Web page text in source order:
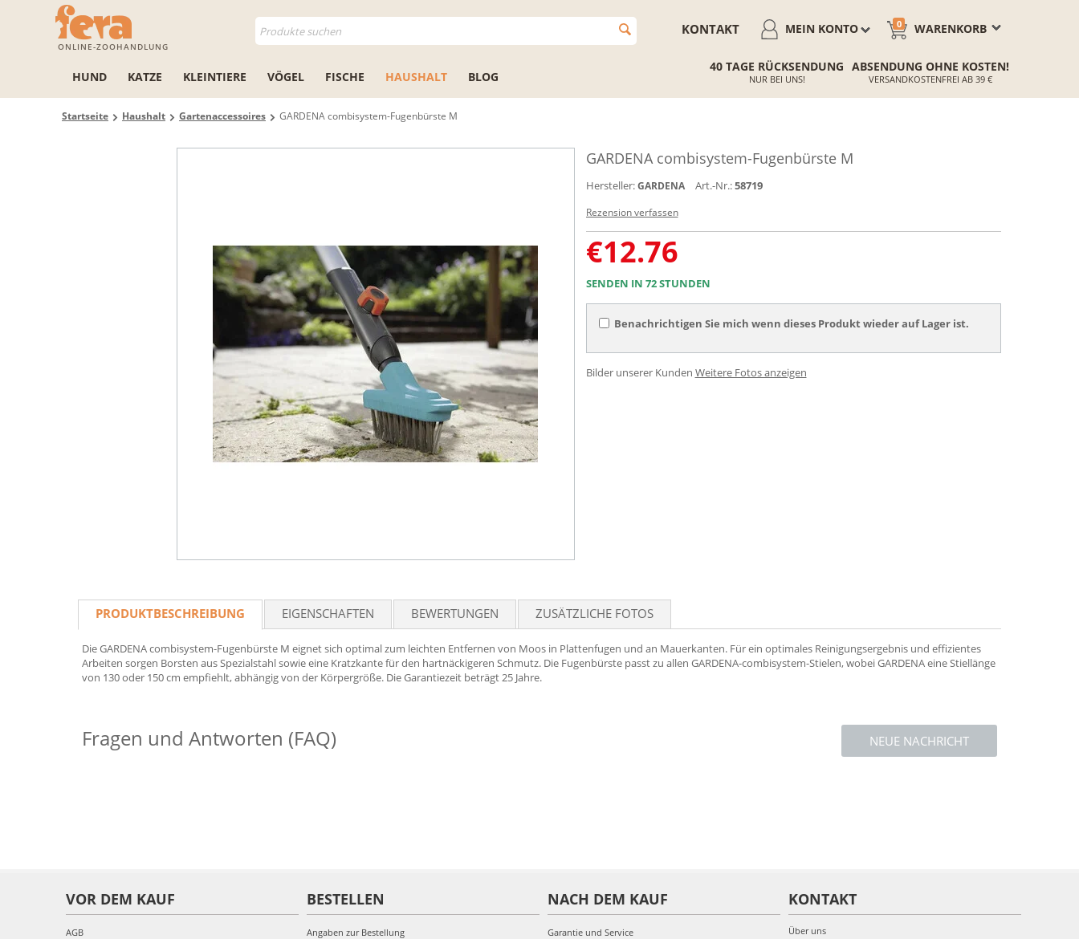
ONLINE-ZOOHANDLUNG
WARENKORB
0
MEIN KONTO
KONTAKT
HUND KATZE KLEINTIERE VÖGEL FISCHE HAUSHALT BLOG
40 TAGE RÜCKSENDUNG
NUR BEI UNS!
ABSENDUNG OHNE KOSTEN!
VERSANDKOSTENFREI AB 39 €
Startseite Haushalt Gartenaccessoires GARDENA combisystem-Fugenbürste M
GARDENA combisystem-Fugenbürste M
Hersteller: GARDENA Art.-Nr.:58719
Rezension verfassen
€12.76
SENDEN IN 72 STUNDEN
Benachrichtigen Sie mich wenn dieses Produkt wieder auf Lager ist.
Bilder unserer Kunden Weitere Fotos anzeigen
PRODUKTBESCHREIBUNG EIGENSCHAFTEN BEWERTUNGEN ZUSÄTZLICHE FOTOS
Die GARDENA combisystem-Fugenbürste M eignet sich optimal zum leichten Entfernen von Moos in Plattenfugen und an Mauerkanten. Für ein optimales Reinigungsergebnis und effizientes
Arbeiten sorgen Borsten aus Spezialstahl sowie eine Kratzkante für den hartnäckigeren Schmutz. Die Fugenbürste passt zu allen GARDENA-combisystem-Stielen, wobei GARDENA eine Stiellänge
von 130 oder 150 cm empfiehlt, abhängig von der Körpergröße. Die Garantiezeit beträgt 25 Jahre.
NEUE NACHRICHT
Fragen und Antworten (FAQ)
VOR DEM KAUF
AGB
BESTELLEN
Angaben zur Bestellung
NACH DEM KAUF
Garantie und Service
KONTAKT
Über uns